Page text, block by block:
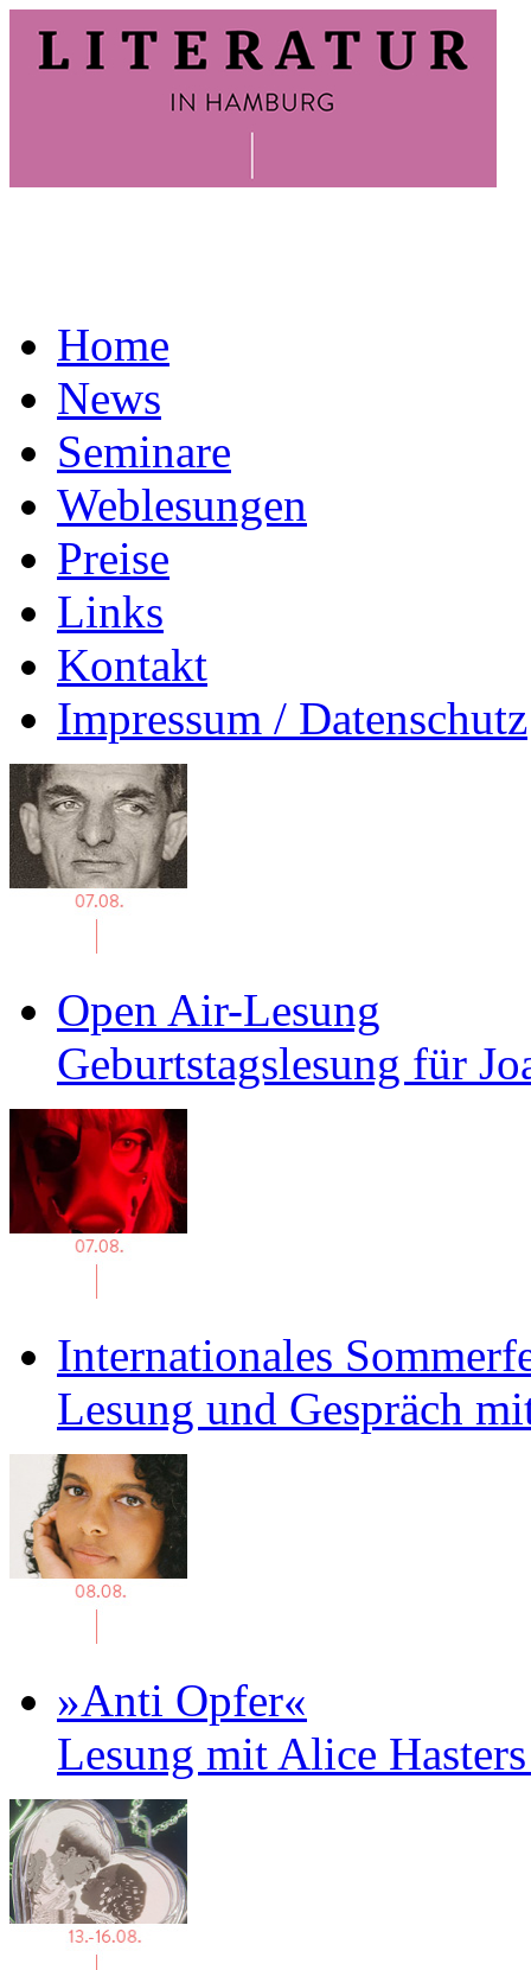
Home
News
Seminare
Weblesungen
Preise
Links
Kontakt
Impressum / Datenschutz
Open Air-Lesung
Geburtstagslesung für
Internationales
Lesung und Gespräch
»Anti Opfer«
Lesung mit Alice